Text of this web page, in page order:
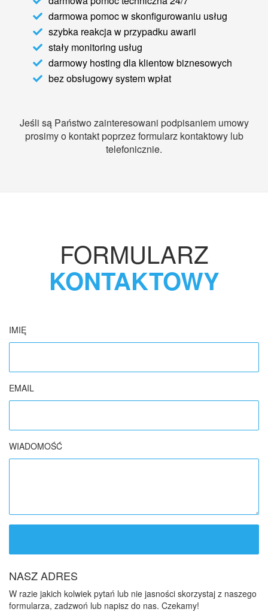
darmowa pomoc w skonfigurowaniu usług
szybka reakcja w przypadku awarii
stały monitoring usług
darmowy hosting dla klientow biznesowych
bez obsługowy system wpłat
Jeśli są Państwo zainteresowani podpisaniem umowy
prosimy o kontakt poprzez formularz kontaktowy lub
telefonicznie.
FORMULARZ
KONTAKTOWY
IMIĘ
EMAIL
WIADOMOŚĆ
NASZ ADRES
W razie jakich kolwiek pytań lub nie jasności skorzystaj z naszego
formularza, zadzwoń lub napisz do nas. Czekamy!